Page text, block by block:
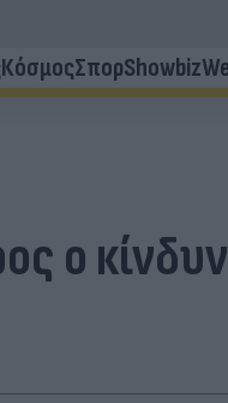
ΚόσμοςΣπορShowbiz
ο